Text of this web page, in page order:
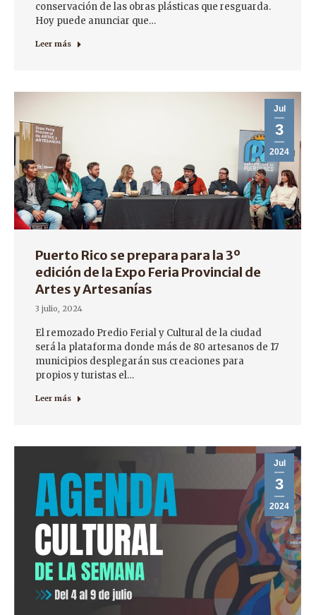
conservación de las obras plásticas que resguarda.
Hoy puede anunciar que…
Leer más
Jul
3
2024
Puerto Rico se prepara para la 3º
edición de la Expo Feria Provincial de
Artes y Artesanías
3 julio, 2024
El remozado Predio Ferial y Cultural de la ciudad
será la plataforma donde más de 80 artesanos de 17
municipios desplegarán sus creaciones para
propios y turistas el…
Leer más
Jul
3
2024